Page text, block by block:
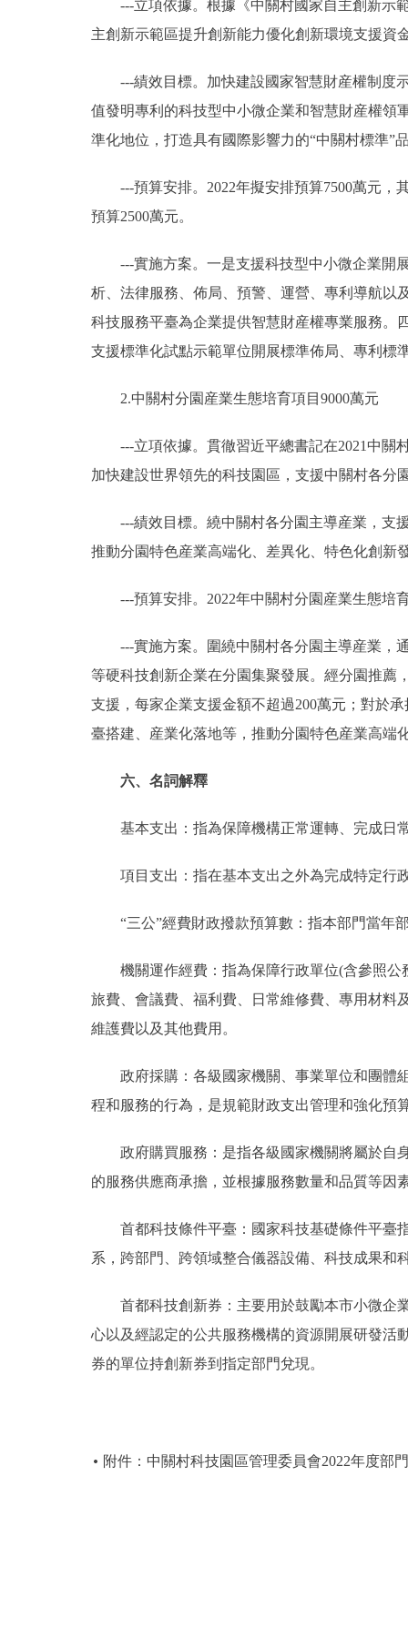
---立項依據。根據《中關村國家自主創新示範
主創新示範區提升創新能力優化創新環境支援資
---績效目標。加快建設國家智慧財産權制度示
值發明專利的科技型中小微企業和智慧財産權領
準化地位，打造具有國際影響力的“中關村標準”
---預算安排。2022年擬安排預算7500萬元，
預算2500萬元。
---實施方案。一是支援科技型中小微企業開展
析、法律服務、佈局、預警、運營、專利導航以
科技服務平臺為企業提供智慧財産權專業服務。
支援標準化試點示範單位開展標準佈局、專利標
2.中關村分園産業生態培育項目9000萬元
---立項依據。貫徹習近平總書記在2021中關
加快建設世界領先的科技園區，支援中關村各分
---績效目標。繞中關村各分園主導産業，支援
推動分園特色産業高端化、差異化、特色化創新
---預算安排。2022年中關村分園産業生態培
---實施方案。圍繞中關村各分園主導産業，通
等硬科技創新企業在分園集聚發展。經分園推薦
支援，每家企業支援金額不超過200萬元；對於
臺搭建、産業化落地等，推動分園特色産業高端
六、名詞解釋
基本支出：指為保障機構正常運轉、完成日
項目支出：指在基本支出之外為完成特定行
“三公”經費財政撥款預算數：指本部門當年部
機關運作經費：指為保障行政單位(含參照公
旅費、會議費、福利費、日常維修費、專用材料
維護費以及其他費用。
政府採購：各級國家機關、事業單位和團體組
程和服務的行為，是規範財政支出管理和強化預
政府購買服務：是指各級國家機關將屬於自身
的服務供應商承擔，並根據服務數量和品質等因
首都科技條件平臺：國家科技基礎條件平臺指
系，跨部門、跨領域整合儀器設備、科技成果和
首都科技創新券：主要用於鼓勵本市小微企業
心以及經認定的公共服務機構的資源開展研發活
券的單位持創新券到指定部門兌現。
附件：中關村科技園區管理委員會2022年度部